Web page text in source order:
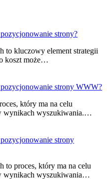
strony?
to kluczowy element strategii
koszt może…
strony WWW?
który ma na celu
wynikach wyszukiwania.…
strony
to proces, który ma na celu
wynikach wyszukiwania…